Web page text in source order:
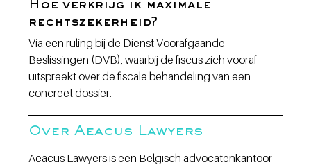
Hoe verkrijg ik maximale
rechtszekerheid?
Via een ruling bij de Dienst Voorafgaande
Beslissingen (DVB), waarbij de fiscus zich vooraf
uitspreekt over de fiscale behandeling van een
concreet dossier.
Over Aeacus Lawyers
Aeacus Lawyers is een Belgisch advocatenkantoor